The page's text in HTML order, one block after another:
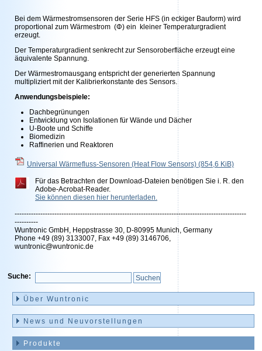
Bei dem Wärmestromsensoren der Serie HFS (in eckiger Bauform) wird
proportional zum Wärmestrom (Φ) ein kleiner Temperaturgradient
erzeugt.
Der Temperaturgradient senkrecht zur Sensoroberfläche erzeugt eine
äquivalente Spannung.
Der Wärmestromausgang entspricht der generierten Spannung
multipliziert mit der Kalibrierkonstante des Sensors.
Anwendungsbeispiele:
Dachbegrünungen
Entwicklung von Isolationen für Wände und Dächer
U-Boote und Schiffe
Biomedizin
Raffinerien und Reaktoren
Universal Wärmefluss-Sensoren (Heat Flow Sensors) (854,6 KiB)
Für das Betrachten der Download-Dateien benötigen Sie i. R. den
Adobe-Acrobat-Reader.
Sie können diesen hier herunterladen.
---------------------------------------------------------------------------------------------------
----------
Wuntronic GmbH, Heppstrasse 30, D-80995 Munich, Germany
Phone +49 (89) 3133007, Fax +49 (89) 3146706,
wuntronic@wuntronic.de
Suche:
überspringen
Über Wuntronic
News und Neuvorstellungen
Produkte